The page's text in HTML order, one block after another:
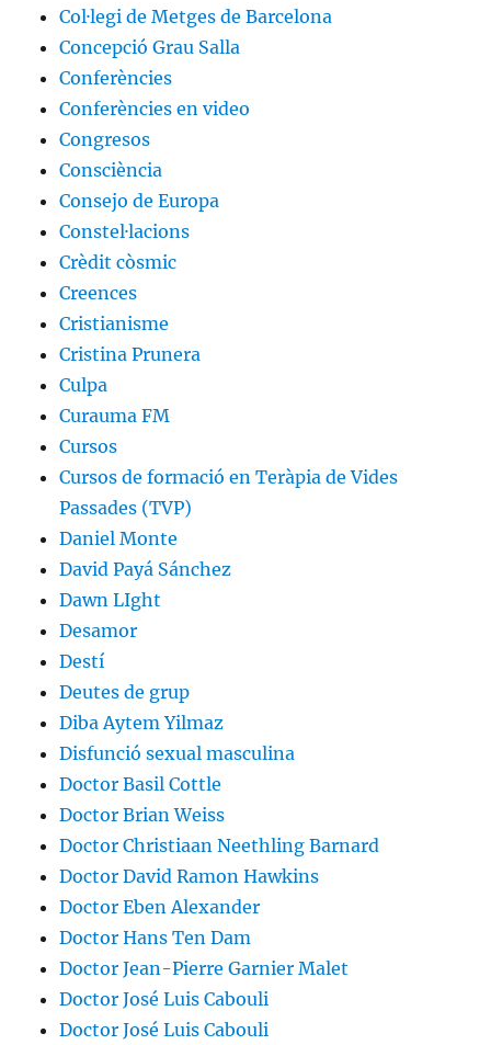
Col·legi de Metges de Barcelona
Concepció Grau Salla
Conferències
Conferències en video
Congresos
Consciència
Consejo de Europa
Constel·lacions
Crèdit còsmic
Creences
Cristianisme
Cristina Prunera
Culpa
Curauma FM
Cursos
Cursos de formació en Teràpia de Vides
Passades (TVP)
Daniel Monte
David Payá Sánchez
Dawn LIght
Desamor
Destí
Deutes de grup
Diba Aytem Yilmaz
Disfunció sexual masculina
Doctor Basil Cottle
Doctor Brian Weiss
Doctor Christiaan Neethling Barnard
Doctor David Ramon Hawkins
Doctor Eben Alexander
Doctor Hans Ten Dam
Doctor Jean-Pierre Garnier Malet
Doctor José Luis Cabouli
Doctor José Luis Cabouli